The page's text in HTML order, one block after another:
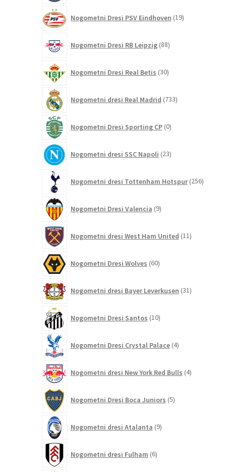
Nogometni Dresi PSV Eindhoven 19izdelkov
Nogometni Dresi RB Leipzig 88izdelkov
Nogometni Dresi Real Betis 30izdelkov
Nogometni dresi Real Madrid 733izdelkov
Nogometni Dresi Sporting CP 0izdelkov
Nogometni dresi SSC Napoli 23izdelkov
Nogometni dresi Tottenham Hotspur 256
Nogometni Dresi Valencia 9izdelkov
Nogometni dresi West Ham United 11izdelkov
Nogometni Dresi Wolves 60izdelkov
Nogometni dresi Bayer Leverkusen 31izdelkov
Nogometni Dresi Santos 10izdelkov
Nogometni Dresi Crystal Palace 4izdelki
Nogometni dresi New York Red Bulls 4izdelki
Nogometni Dresi Boca Juniors 5izdelkov
Nogometni dresi Atalanta 9izdelkov
Nogometni dresi Fulham 6izdelkov